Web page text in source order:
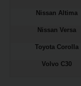
Nissan Altima
Nissan Versa
Toyota Corolla
Volvo C30